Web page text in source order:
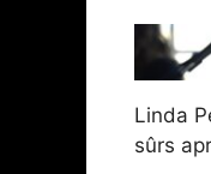
Linda
sûrs